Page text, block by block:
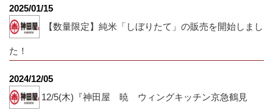
2025/01/15
【数量限定】純米「しぼりたて」の販売を開始しまし
た！
2024/12/05
12/5(木)『神田屋 暁 ウィングキッチン京急鶴見